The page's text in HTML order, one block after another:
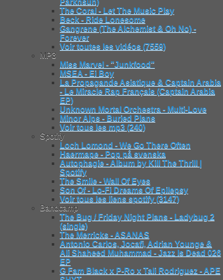
Parknsun)
The Coral - Let The Music Play
Beck - Ride Lonesome
Gangrene (The Alchemist & Oh No) -
Forever
Voir toutes les vidéos (7559)
MP3
Miss Marvel - "Junkfood"
MSEA - Ei Boy
La Propagande Asiatique & Captain Arabia
- Le Miracle Rap Français (Captain Arabia
EP)
Unknown Mortal Orchestra - Multi-Love
Minor Alps - Buried Plans
Voir tous les mp3 (240)
Spotify
Loch Lomond - We Go There Often
Haermape - Pop på svenska
Autophagie - Album by Kill The Thrill |
Spotify
The Smile - Wall Of Eyes
Son Of - Lo-Fi Dreams Of Epilepsy
Voir tous les liens spotify (3147)
Bandcamp
The Bug / Friday Night Plans - Ladybug 2
(single)
The Merricks - ASANAS
Antonio Carlos, Jocafi, Adrian Younge &
Ali Shaheed Muhammad - Jazz Is Dead 026
EP
G Fam Black x P-Ro x Tali Rodriguez - APE